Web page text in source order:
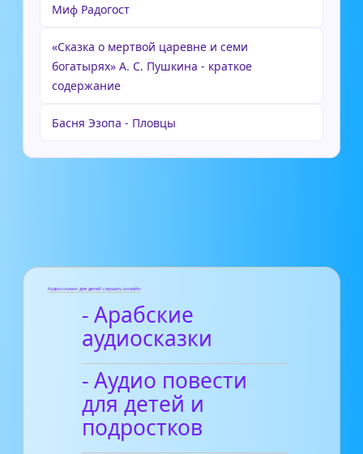
Миф Радогост
«Сказка о мертвой царевне и семи
богатырях» А. С. Пушкина - краткое
содержание
Басня Эзопа - Пловцы
Аудиосказки для детей слушать онлайн
- Арабские
аудиосказки
- Аудио повести
для детей и
подростков